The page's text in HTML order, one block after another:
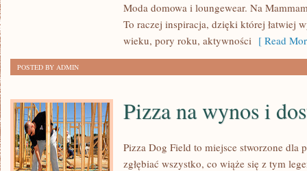
CZYTELNIKÓW
Moda domowa i loungewear. Na
To raczej inspiracja, dzięki której łatwiej
wieku, pory roku, aktywności [ Read
POSTED BY ADMIN
Pizza na wynos i
Pizza Dog Field to miejsce stworzone dla
zgłębiać wszystko, co wiąże się z tym